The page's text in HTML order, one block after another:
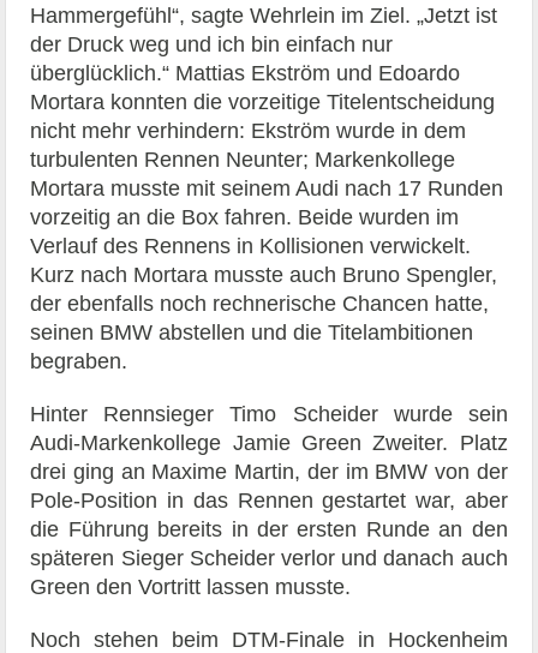
Hammergefühl“, sagte Wehrlein im Ziel. „Jetzt ist
der Druck weg und ich bin einfach nur
überglücklich.“ Mattias Ekström und Edoardo
Mortara konnten die vorzeitige Titelentscheidung
nicht mehr verhindern: Ekström wurde in dem
turbulenten Rennen Neunter; Markenkollege
Mortara musste mit seinem Audi nach 17 Runden
vorzeitig an die Box fahren. Beide wurden im
Verlauf des Rennens in Kollisionen verwickelt.
Kurz nach Mortara musste auch Bruno Spengler,
der ebenfalls noch rechnerische Chancen hatte,
seinen BMW abstellen und die Titelambitionen
begraben.
Hinter Rennsieger Timo Scheider wurde sein
Audi-Markenkollege Jamie Green Zweiter. Platz
drei ging an Maxime Martin, der im BMW von der
Pole-Position in das Rennen gestartet war, aber
die Führung bereits in der ersten Runde an den
späteren Sieger Scheider verlor und danach auch
Green den Vortritt lassen musste.
Noch stehen beim DTM-Finale in Hockenheim